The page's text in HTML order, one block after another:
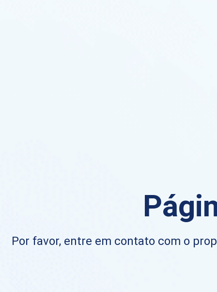
Por favor, entre em contato com o